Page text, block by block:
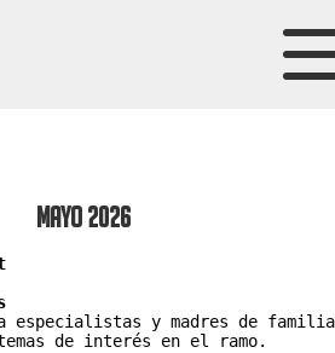
Mayo 2026
a especialistas y madres de familia
de interés en el ramo.